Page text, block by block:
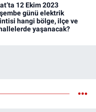
12 Ekim 2023
günü elektrik
hangi bölge, ilçe ve
yaşanacak?